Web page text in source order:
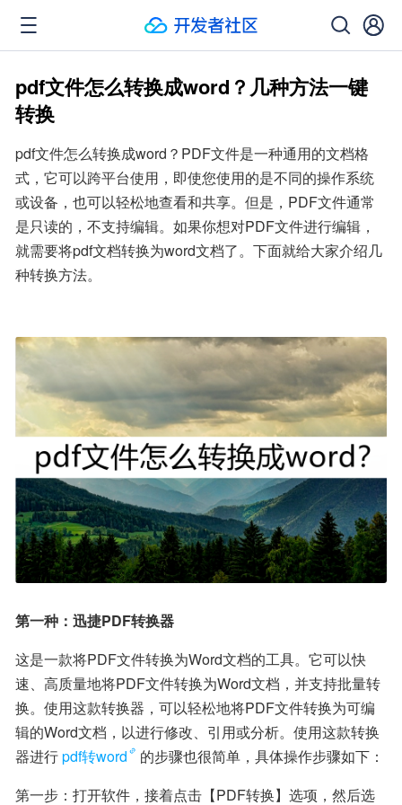
pdf文件怎么转换成word？几种方法一键
转换
pdf文件怎么转换成word？PDF文件是一种通用的文档格
式，它可以跨平台使用，即使您使用的是不同的操作系统
或设备，也可以轻松地查看和共享。但是，PDF文件通常
是只读的，不支持编辑。如果你想对PDF文件进行编辑，
就需要将pdf文档转换为word文档了。下面就给大家介绍几
种转换方法。
第一种：迅捷PDF转换器
这是一款将PDF文件转换为Word文档的工具。它可以快
速、高质量地将PDF文件转换为Word文档，并支持批量转
换。使用这款转换器，可以轻松地将PDF文件转换为可编
辑的Word文档，以进行修改、引用或分析。使用这款转换
器进行pdf转word
的步骤也很简单，具体操作步骤如下：
第一步：打开软件，接着点击【PDF转换】选项，然后选